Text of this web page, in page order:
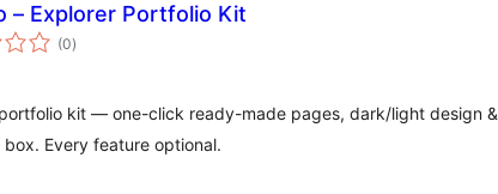
– Explorer Portfolio Kit
(0vērtējumu
kopsumma
)
kit — one-click ready-made pages, dark/light design &
Every feature optional.